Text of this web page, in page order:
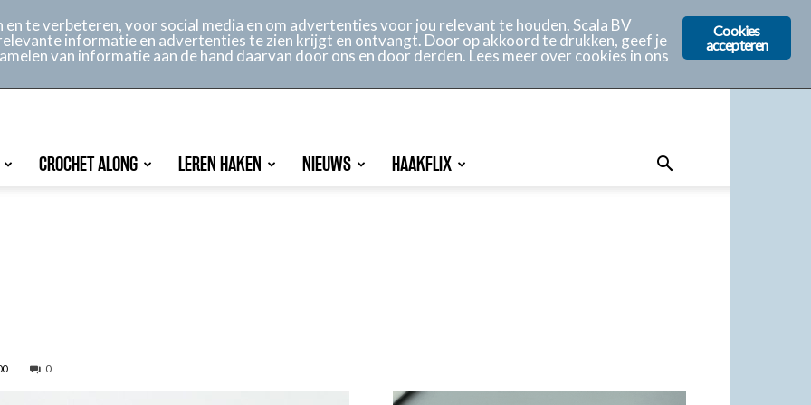
CROCHET ALONG LEREN HAKEN NIEUWS HAAKFLIX
0
Cookies
accepteren
te verbeteren, voor social media en om advertenties voor jou relevant te houden. Scala BV
informatie en advertenties te zien krijgt en ontvangt. Door op akkoord te drukken, geef je
van informatie aan de hand daarvan door ons en door derden. Lees meer over cookies in ons